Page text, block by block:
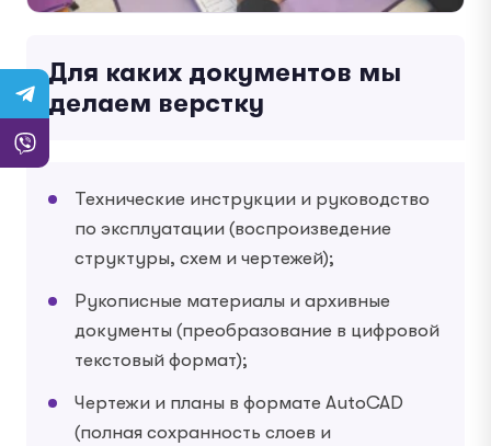
Для каких документов мы
делаем верстку
Технические инструкции и руководство
по эксплуатации (воспроизведение
структуры, схем и чертежей);
Рукописные материалы и архивные
документы (преобразование в цифровой
текстовый формат);
Чертежи и планы в формате AutoCAD
(полная сохранность слоев и